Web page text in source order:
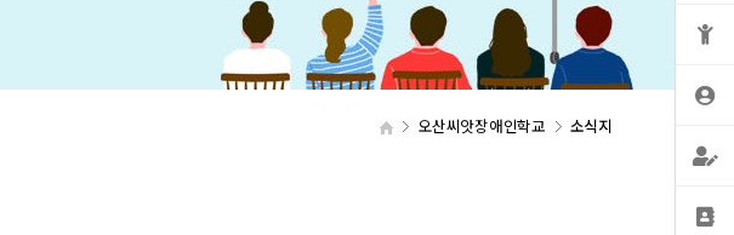
오산씨앗장애인학교 소식지